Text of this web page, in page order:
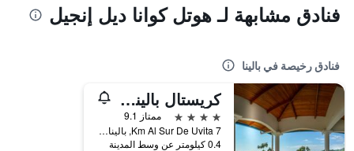
فنادق مشابهة لـ هوتل كوانا ديل إنجيل
فنادق رخيصة في بالينا
كريستال بالينا بوتيك هوتل آند سبا
4 نجوم
ممتاز 9.1
7 Km Al Sur De Uvita, بالينا, كوستاريكا
0.4 كيلومتر عن وسط المدينة